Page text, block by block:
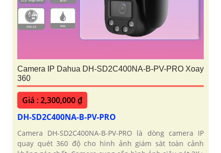
Camera IP Dahua DH-SD2C400NA-B-PV-PRO Xoay
360
Giá : 2,300,000 ₫
DH-SD2C400NA-B-PV-PRO
Camera DH-SD2C400NA-B-PV-PRO là dòng camera IP
quay quét 360 độ cho hình ảnh giám sát toàn cảnh